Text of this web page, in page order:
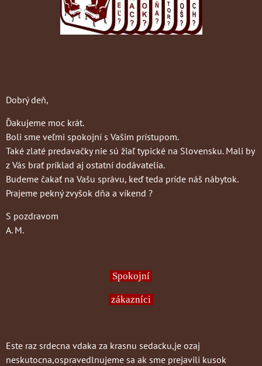
Dobrý deň,
Ďakujeme moc krát.
Boli sme veľmi spokojní s Vašim prístupom.
Také zlaté predavačky nie sú žiaľ typické na Slovensku. Mali by
z Vás brať príklad aj ostatní dodávatelia.
Budeme čakať na Vašu správu, keď teda príde náš nábytok.
Prajeme pekný zvyšok dňa a víkend ?
S pozdravom
A. M.
Spokojní
zákazníci
Este raz srdecna vdaka za krasnu sedacku,je ozaj
neskutocna,ospravedlnujeme sa ak sme prejavili kusok